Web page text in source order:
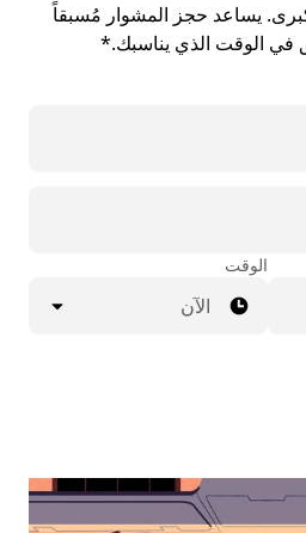
يساعد حجز المشوار مُسبقاً
في الوقت الذي يناسبك.*
الوقت
الآن